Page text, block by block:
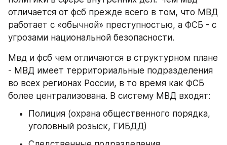
отличается от фсб прежде всего в том, что МВД
работает с «обычной» преступностью, а ФСБ - с
угрозами национальной безопасности.
Мвд и фсб чем отличаются в структурном плане
- МВД имеет территориальные подразделения
во всех регионах России, в то время как ФСБ
более централизована. В систему МВД входят:
Полиция (охрана общественного порядка,
уголовный розыск, ГИБДД)